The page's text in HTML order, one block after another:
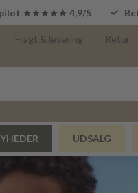
★★★★★ 4,9/5
Fragt & levering Retur
UDSALG